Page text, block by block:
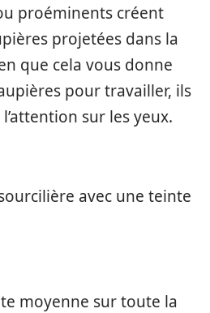
proéminents créent
projetées dans la
que cela vous donne
pour travailler, ils
sur les yeux.
avec une teinte
moyenne sur toute la